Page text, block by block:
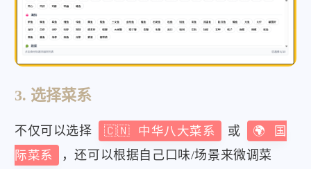
3. 选择菜系
不仅可以选择 🇨🇳 中华八大菜系 或
🌍 国
际菜系
，还可以根据自己口味/场景来微调菜